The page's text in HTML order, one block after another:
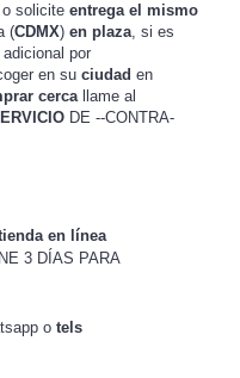
o solicite entrega el mismo
(CDMX) en plaza, si es
adicional por
en su ciudad en
cercallame al
DE --CONTRA-
en línea
3 DÍAS PARA
o tels